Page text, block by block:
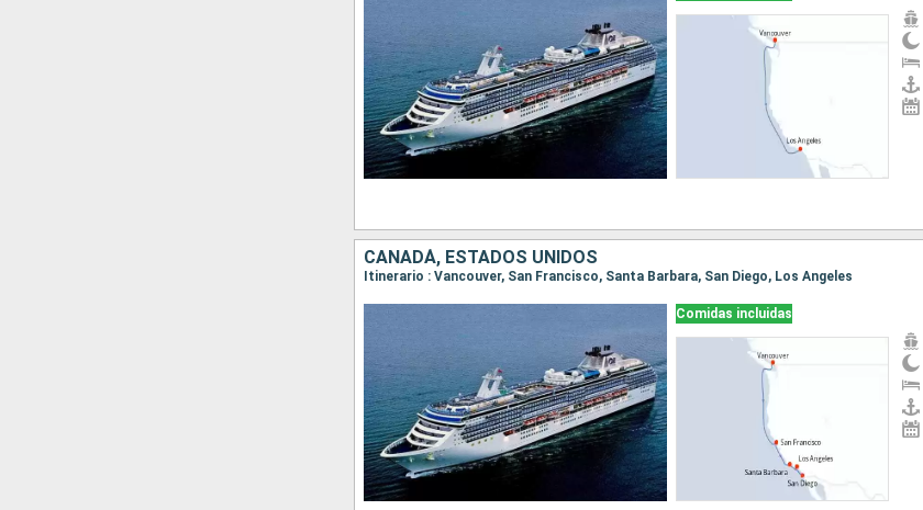
CANADÁ, ESTADOS UNIDOS
Itinerario : Vancouver, San Francisco, Santa Barbara, San Diego, Los Angeles
Comidas incluidas